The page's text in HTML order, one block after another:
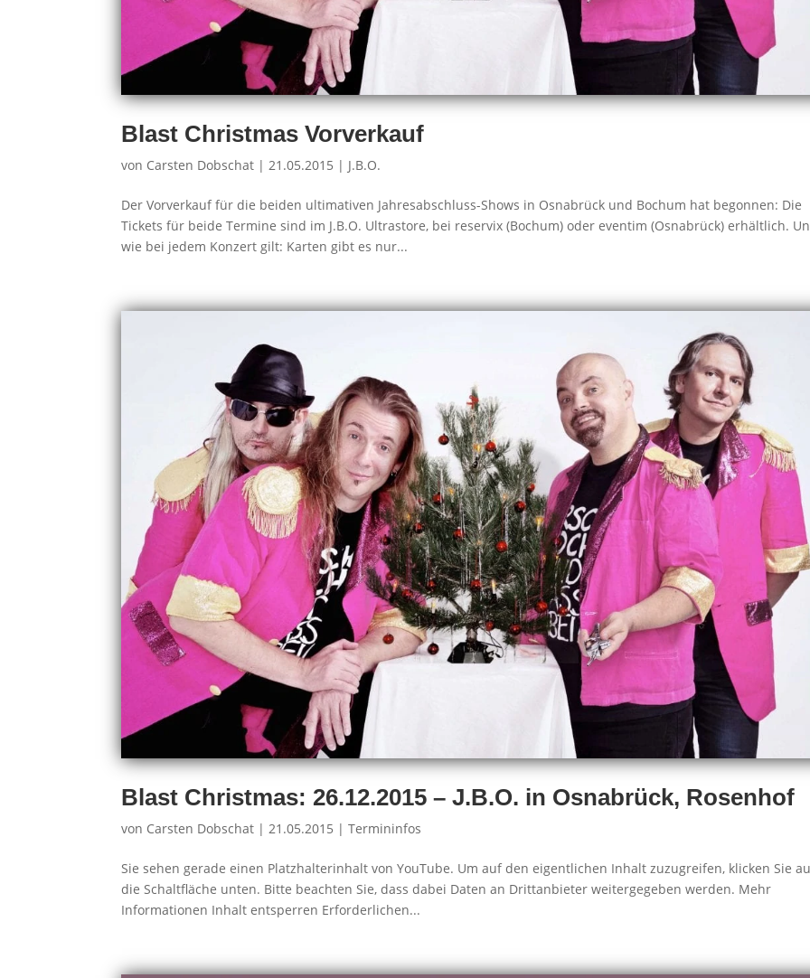
Blast Christmas Vorverkauf
von Carsten Dobschat | 21.05.2015 | J.B.O.
Der Vorverkauf für die beiden ultimativen Jahresabschluss-Shows in Osnabrück und Bochum hat begonnen: Die
Tickets für beide Termine sind im J.B.O. Ultrastore, bei reservix (Bochum) oder eventim (Osnabrück) erhältlich.
wie bei jedem Konzert gilt: Karten gibt es nur...
Blast Christmas: 26.12.2015 – J.B.O. in Osnabrück, Rosenhof
von Carsten Dobschat | 21.05.2015 |Termininfos
Sie sehen gerade einen Platzhalterinhalt von YouTube. Um auf den eigentlichen Inhalt zuzugreifen, klicken Sie
die Schaltfläche unten. Bitte beachten Sie, dass dabei Daten an Drittanbieter weitergegeben werden. Mehr
Informationen Inhalt entsperren Erforderlichen...